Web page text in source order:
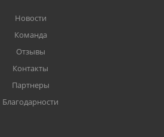
Новости
Команда
Отзывы
Контакты
Партнеры
Благодарности